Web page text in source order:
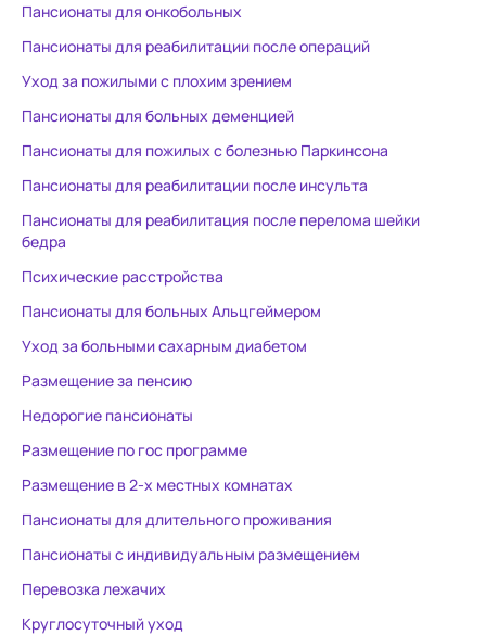
этических норм!(( Единственное
огромное СПАСИБО, что мне
сотрудниц и сказала, что маму
надо забирать, т.к. ее так
закормили снотворными , что
пребывания в данном
пансионате стал лекарственный
делирий у мамы!(( Который
закончился инсультом . Есть мед
.заключение. Это не
медицинское учреждение, а
пансионат для пожилых людей!!
Зачем позиционировать
деменцией и Альцгеймером - не
объяснимо! Профильных
сотрудников в 20-м году не
появились.. Берегите своих
близких!
светлые.
Пансионаты для онкобольных
Пансионаты для реабилитации после операций
Уход за пожилыми с плохим зрением
Пансионаты для больных деменцией
Пансионаты для пожилых с болезнью Паркинсона
Пансионаты для реабилитации после инсульта
Пансионаты для реабилитация после перелома шейки
бедра
Психические расстройства
Пансионаты для больных Альцгеймером
Уход за больными сахарным диабетом
Размещение за пенсию
Недорогие пансионаты
Размещение по гос программе
Размещение в 2-х местных комнатах
Пансионаты для длительного проживания
Пансионаты с индивидуальным размещением
Перевозка лежачих
Круглосуточный уход